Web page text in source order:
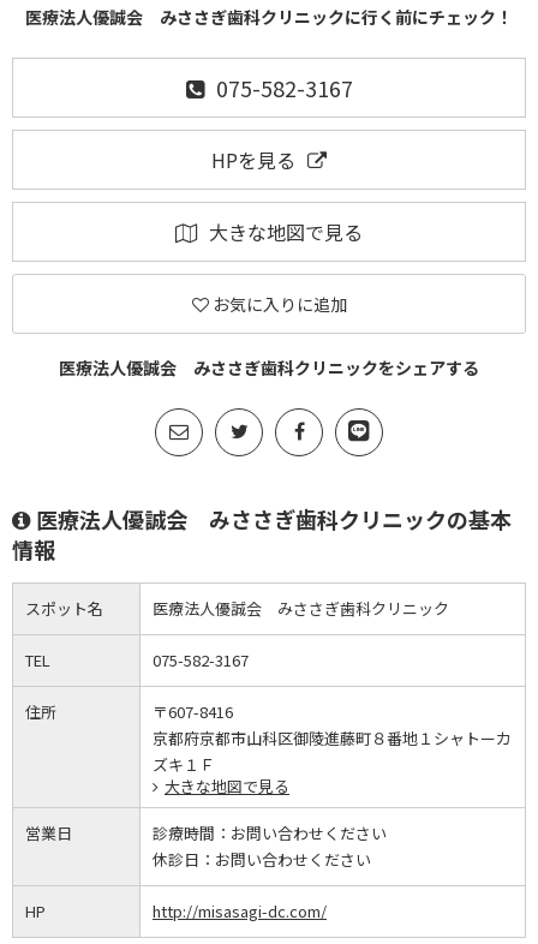
医療法人優誠会 みささぎ歯科クリニックに行く前にチェック！
075-582-3167
HPを見る
大きな地図で見る
お気に入りに追加
医療法人優誠会 みささぎ歯科クリニックをシェアする
医療法人優誠会 みささぎ歯科クリニックの基本
情報
スポット名 医療法人優誠会 みささぎ歯科クリニック
TEL 075-582-3167
住所
〒607-8416
京都府京都市山科区御陵進藤町８番地１シャトーカ
ズキ１Ｆ
大きな地図で見る
営業日 診療時間： お問い合わせください
休診日： お問い合わせください
HP http://misasagi-dc.com/